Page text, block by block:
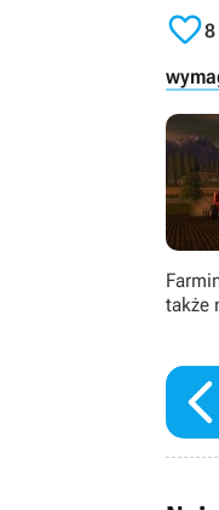
8
także